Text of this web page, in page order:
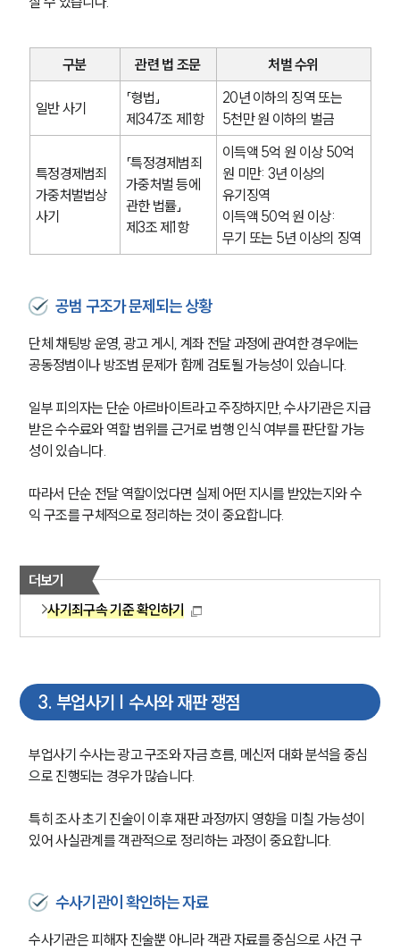
구분 관련 법 조문 처벌 수위
일반 사기
「형법」
제347조 제1항
20년 이하의 징역 또는
5천만 원 이하의 벌금
특정경제범죄
가중처벌법상
사기
「특정경제범죄
가중처벌 등에
관한 법률」
제3조 제1항
이득액 5억 원 이상 50억
원 미만: 3년 이상의
유기징역
이득액 50억 원 이상:
무기 또는 5년 이상의 징역
공범 구조가 문제되는 상황
단체 채팅방 운영, 광고 게시, 계좌 전달 과정에 관여한 경우에는
공동정범이나 방조범 문제가 함께 검토될 가능성이 있습니다.
일부 피의자는 단순 아르바이트라고 주장하지만, 수사기관은 지급
받은 수수료와 역할 범위를 근거로 범행 인식 여부를 판단할 가능
성이 있습니다.
따라서 단순 전달 역할이었다면 실제 어떤 지시를 받았는지와 수
익 구조를 구체적으로 정리하는 것이 중요합니다.
더보기
사기죄구속 기준 확인하기
3. 부업사기 | 수사와 재판 쟁점
부업사기 수사는 광고 구조와 자금 흐름, 메신저 대화 분석을 중심
으로 진행되는 경우가 많습니다.
특히 조사 초기 진술이 이후 재판 과정까지 영향을 미칠 가능성이
있어 사실관계를 객관적으로 정리하는 과정이 중요합니다.
수사기관이 확인하는 자료
수사기관은 피해자 진술뿐 아니라 객관 자료를 중심으로 사건 구